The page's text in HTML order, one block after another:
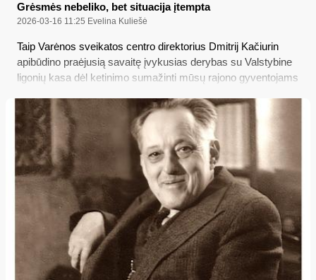
Grėsmės nebeliko, bet situacija įtempta
2026-03-16 11:25 Evelina Kuliešė
Taip Varėnos sveikatos centro direktorius Dmitrij Kačiurin
apibūdino praėjusią savaitę įvykusias derybas su Valstybine
ligonių kasa dėl ketinimo sumažinti mūsų rajono gyventojams
daugiau – šiame „Merkio krašto“ straipsnyje...